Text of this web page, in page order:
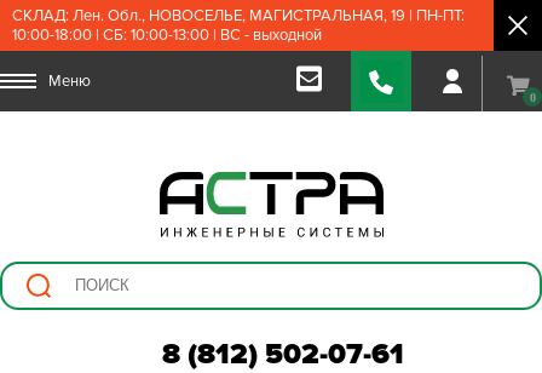
СКЛАД: Лен. Обл., НОВОСЕЛЬЕ, МАГИСТРАЛЬНАЯ, 19 | ПН-ПТ:
10:00-18:00 | СБ: 10:00-13:00 | ВС - выходной
Меню
0
8 (812) 502-07-61